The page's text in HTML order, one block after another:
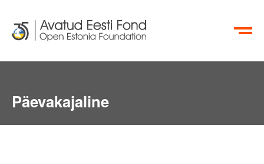
EN RU
Päevakajaline